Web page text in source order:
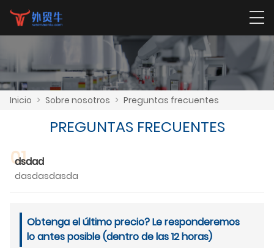
Inicio > Sobre nosotros > Preguntas frecuentes
PREGUNTAS FRECUENTES
01
dsdad
dasdasdasda
Obtenga el último precio? Le responderemos
lo antes posible (dentro de las 12 horas)